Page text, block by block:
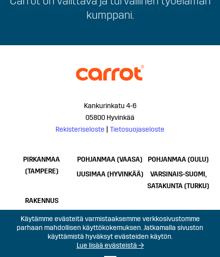
kumppani.
Olemme välittäviä, vastuullisia ja nopeita.
Kankurinkatu 4-6
05800 Hyvinkää
Rekisteriseloste
Tietosuojaseloste
PIRKANMAA
(TAMPERE)
POHJANMAA (VAASA)
POHJANMAA (OULU)
UUSIMAA (HYVINKÄÄ)
VARSINAIS-SUOMI,
SATAKUNTA (TURKU)
RAKENNUS
Käytämme evästeitä varmistaaksemme verkkosivustomme
parhaan mahdollisen käyttökokemuksen. Jatkamalla sivuston
käyttämistä hyväksyt evästeiden käytön.
Lue lisää evästeistä →